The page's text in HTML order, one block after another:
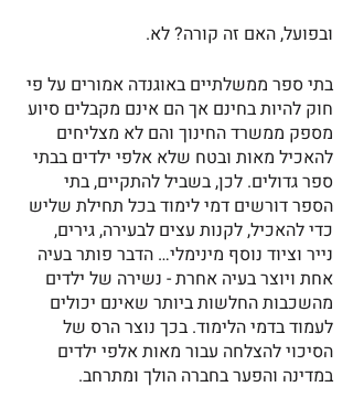
ובפועל, האם זה קורה? לא.
בתי ספר ממשלתיים באוגנדה אמורים על פי
חוק להיות בחינם אך הם אינם מקבלים סיוע
מספק ממשרד החינוך והם לא מצליחים
להאכיל מאות ובטח שלא אלפי ילדים בבתי
ספר גדולים. לכן, בשביל להתקיים, בתי
הספר דורשים דמי לימוד בכל תחילת שליש
כדי להאכיל, לקנות עצים לבעירה, גירים,
נייר וציוד נוסף מינימלי… הדבר פותר בעיה
אחת ויוצר בעיה אחרת - נשירה של ילדים
מהשכבות החלשות ביותר שאינם יכולים
לעמוד בדמי הלימוד. בכך נוצר הרס של
הסיכוי להצלחה עבור מאות אלפי ילדים
במדינה והפער בחברה הולך ומתרחב.